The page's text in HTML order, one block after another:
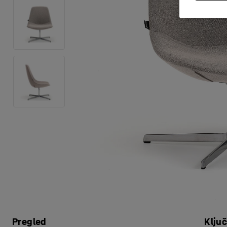
Pregled